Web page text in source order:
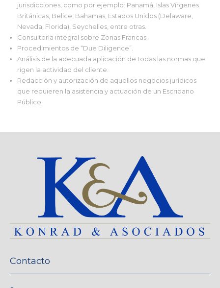
jurisdicciones, como por ejemplo: Panamá, Islas Vírgenes
Británicas, Belice, Bahamas, Estados Unidos (Delaware,
Nevada, Florida), Seychelles, entre otras.
Consultoría integral sobre Zonas Francas.
Procedimientos de “Due Diligence”.
Análisis de la adecuada aplicación de todas las normas que
rigen la actividad del cliente.
Redacción y autorización de aquellos negocios jurídicos
que requieren la asistencia y actuación de un Escribano
Público.
Contacto